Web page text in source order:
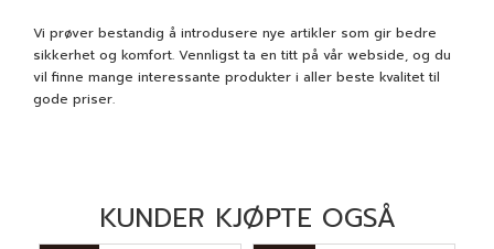
Vi prøver bestandig å introdusere nye artikler som gir bedre
sikkerhet og komfort. Vennligst ta en titt på vår webside, og du
vil finne mange interessante produkter i aller beste kvalitet til
gode priser.
KUNDER KJØPTE OGSÅ